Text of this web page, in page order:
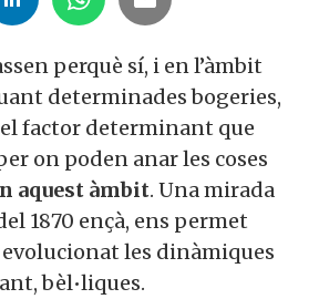
perquè sí, i en l’àmbit
determinades bogeries,
factor determinant que
on poden anar les coses
aquest àmbit. Una mirada
1870 ençà, ens permet
les dinàmiques
bèl•liques.